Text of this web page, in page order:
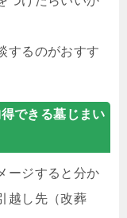
するのがおすす
できる墓じまい
ージすると分か
越し先（改葬